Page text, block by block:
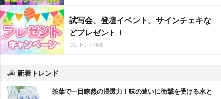
試写会、登壇イベント、サインチェキな
どプレゼント！
プレゼント特集
新着トレンド
茶葉で一目瞭然の浸透力！味の違いに衝撃を受ける水と